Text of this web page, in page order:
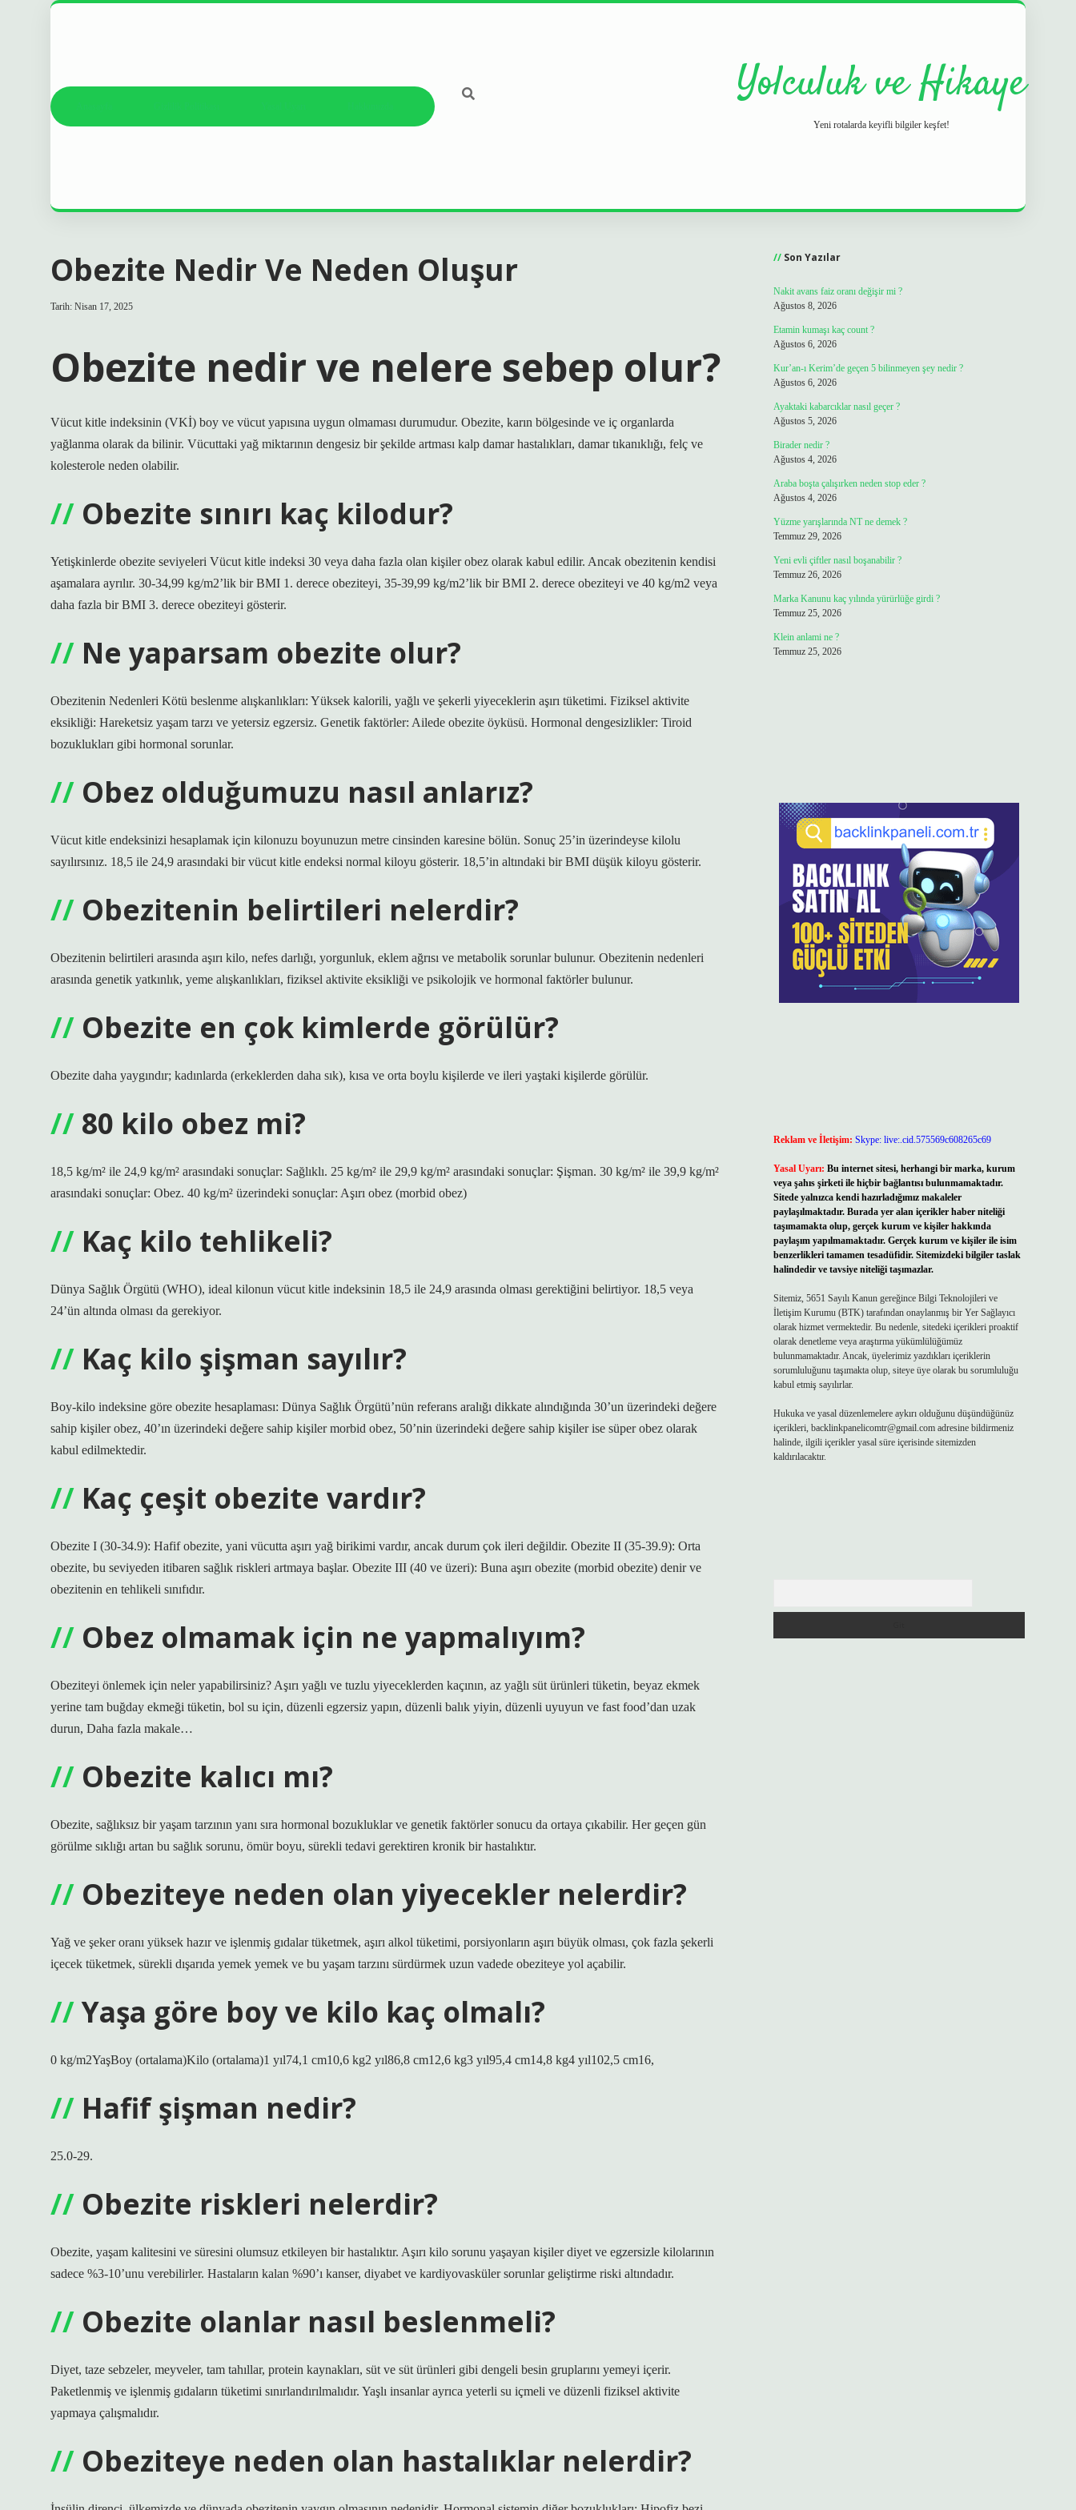
Yolculuk ve Hikaye
Yeni rotalarda keyifli bilgiler keşfet!
Obezite Nedir Ve Neden Oluşur
Tarih: Nisan 17, 2025
Obezite nedir ve nelere sebep olur?
Vücut kitle indeksinin (VKİ) boy ve vücut yapısına uygun olmaması durumudur. Obezite, karın bölgesinde ve iç organlarda
yağlanma olarak da bilinir. Vücuttaki yağ miktarının dengesiz bir şekilde artması kalp damar hastalıkları, damar tıkanıklığı, felç ve
kolesterole neden olabilir.
Obezite sınırı kaç kilodur?
Yetişkinlerde obezite seviyeleri Vücut kitle indeksi 30 veya daha fazla olan kişiler obez olarak kabul edilir. Ancak obezitenin kendisi
aşamalara ayrılır. 30-34,99 kg/m2’lik bir BMI 1. derece obeziteyi, 35-39,99 kg/m2’lik bir BMI 2. derece obeziteyi ve 40 kg/m2 veya
daha fazla bir BMI 3. derece obeziteyi gösterir.
Ne yaparsam obezite olur?
Obezitenin Nedenleri Kötü beslenme alışkanlıkları: Yüksek kalorili, yağlı ve şekerli yiyeceklerin aşırı tüketimi. Fiziksel aktivite
eksikliği: Hareketsiz yaşam tarzı ve yetersiz egzersiz. Genetik faktörler: Ailede obezite öyküsü. Hormonal dengesizlikler: Tiroid
bozuklukları gibi hormonal sorunlar.
Obez olduğumuzu nasıl anlarız?
Vücut kitle endeksinizi hesaplamak için kilonuzu boyunuzun metre cinsinden karesine bölün. Sonuç 25’in üzerindeyse kilolu
sayılırsınız. 18,5 ile 24,9 arasındaki bir vücut kitle endeksi normal kiloyu gösterir. 18,5’in altındaki bir BMI düşük kiloyu gösterir.
Obezitenin belirtileri nelerdir?
Obezitenin belirtileri arasında aşırı kilo, nefes darlığı, yorgunluk, eklem ağrısı ve metabolik sorunlar bulunur. Obezitenin nedenleri
arasında genetik yatkınlık, yeme alışkanlıkları, fiziksel aktivite eksikliği ve psikolojik ve hormonal faktörler bulunur.
Obezite en çok kimlerde görülür?
Obezite daha yaygındır; kadınlarda (erkeklerden daha sık), kısa ve orta boylu kişilerde ve ileri yaştaki kişilerde görülür.
80 kilo obez mi?
18,5 kg/m² ile 24,9 kg/m² arasındaki sonuçlar: Sağlıklı. 25 kg/m² ile 29,9 kg/m² arasındaki sonuçlar: Şişman. 30 kg/m² ile 39,9 kg/m²
arasındaki sonuçlar: Obez. 40 kg/m² üzerindeki sonuçlar: Aşırı obez (morbid obez)
Kaç kilo tehlikeli?
Dünya Sağlık Örgütü (WHO), ideal kilonun vücut kitle indeksinin 18,5 ile 24,9 arasında olması gerektiğini belirtiyor. 18,5 veya
24’ün altında olması da gerekiyor.
Kaç kilo şişman sayılır?
Boy-kilo indeksine göre obezite hesaplaması: Dünya Sağlık Örgütü’nün referans aralığı dikkate alındığında 30’un üzerindeki değere
sahip kişiler obez, 40’ın üzerindeki değere sahip kişiler morbid obez, 50’nin üzerindeki değere sahip kişiler ise süper obez olarak
kabul edilmektedir.
Kaç çeşit obezite vardır?
Obezite I (30-34.9): Hafif obezite, yani vücutta aşırı yağ birikimi vardır, ancak durum çok ileri değildir. Obezite II (35-39.9): Orta
obezite, bu seviyeden itibaren sağlık riskleri artmaya başlar. Obezite III (40 ve üzeri): Buna aşırı obezite (morbid obezite) denir ve
obezitenin en tehlikeli sınıfıdır.
Obez olmamak için ne yapmalıyım?
Obeziteyi önlemek için neler yapabilirsiniz? Aşırı yağlı ve tuzlu yiyeceklerden kaçının, az yağlı süt ürünleri tüketin, beyaz ekmek
yerine tam buğday ekmeği tüketin, bol su için, düzenli egzersiz yapın, düzenli balık yiyin, düzenli uyuyun ve fast food’dan uzak
durun, Daha fazla makale…
Obezite kalıcı mı?
Obezite, sağlıksız bir yaşam tarzının yanı sıra hormonal bozukluklar ve genetik faktörler sonucu da ortaya çıkabilir. Her geçen gün
görülme sıklığı artan bu sağlık sorunu, ömür boyu, sürekli tedavi gerektiren kronik bir hastalıktır.
Obeziteye neden olan yiyecekler nelerdir?
Yağ ve şeker oranı yüksek hazır ve işlenmiş gıdalar tüketmek, aşırı alkol tüketimi, porsiyonların aşırı büyük olması, çok fazla şekerli
içecek tüketmek, sürekli dışarıda yemek yemek ve bu yaşam tarzını sürdürmek uzun vadede obeziteye yol açabilir.
Yaşa göre boy ve kilo kaç olmalı?
0 kg/m2YaşBoy (ortalama)Kilo (ortalama)1 yıl74,1 cm10,6 kg2 yıl86,8 cm12,6 kg3 yıl95,4 cm14,8 kg4 yıl102,5 cm16,
Hafif şişman nedir?
25.0-29.
Obezite riskleri nelerdir?
Obezite, yaşam kalitesini ve süresini olumsuz etkileyen bir hastalıktır. Aşırı kilo sorunu yaşayan kişiler diyet ve egzersizle kilolarının
sadece %3-10’unu verebilirler. Hastaların kalan %90’ı kanser, diyabet ve kardiyovasküler sorunlar geliştirme riski altındadır.
Obezite olanlar nasıl beslenmeli?
Diyet, taze sebzeler, meyveler, tam tahıllar, protein kaynakları, süt ve süt ürünleri gibi dengeli besin gruplarını yemeyi içerir.
Paketlenmiş ve işlenmiş gıdaların tüketimi sınırlandırılmalıdır. Yaşlı insanlar ayrıca yeterli su içmeli ve düzenli fiziksel aktivite
yapmaya çalışmalıdır.
Obeziteye neden olan hastalıklar nelerdir?
Son Yazılar
Nakit avans faiz oranı değişir mi ?
Ağustos 8, 2026
Etamin kumaşı kaç count ?
Ağustos 6, 2026
Kur’an-ı Kerim’de geçen 5 bilinmeyen şey nedir ?
Ağustos 6, 2026
Ayaktaki kabarcıklar nasıl geçer ?
Ağustos 5, 2026
Birader nedir ?
Ağustos 4, 2026
Araba boşta çalışırken neden stop eder ?
Ağustos 4, 2026
Yüzme yarışlarında NT ne demek ?
Temmuz 29, 2026
Yeni evli çiftler nasıl boşanabilir ?
Temmuz 26, 2026
Marka Kanunu kaç yılında yürürlüğe girdi ?
Temmuz 25, 2026
Klein anlami ne ?
Temmuz 25, 2026
Reklam ve İletişim: Skype: live:.cid.575569c608265c69
Yasal Uyarı: Bu internet sitesi, herhangi bir marka, kurum
veya şahıs şirketi ile hiçbir bağlantısı bulunmamaktadır.
Sitede yalnızca kendi hazırladığımız makaleler
paylaşılmaktadır. Burada yer alan içerikler haber niteliği
taşımamakta olup, gerçek kurum ve kişiler hakkında
paylaşım yapılmamaktadır. Gerçek kurum ve kişiler ile isim
benzerlikleri tamamen tesadüfidir. Sitemizdeki bilgiler taslak
halindedir ve tavsiye niteliği taşımazlar.
Sitemiz, 5651 Sayılı Kanun gereğince Bilgi Teknolojileri ve
İletişim Kurumu (BTK) tarafından onaylanmış bir Yer Sağlayıcı
olarak hizmet vermektedir. Bu nedenle, sitedeki içerikleri proaktif
olarak denetleme veya araştırma yükümlülüğümüz
bulunmamaktadır. Ancak, üyelerimiz yazdıkları içeriklerin
sorumluluğunu taşımakta olup, siteye üye olarak bu sorumluluğu
kabul etmiş sayılırlar.
Hukuka ve yasal düzenlemelere aykırı olduğunu düşündüğünüz
içerikleri, backlinkpanelicomtr@gmail.comadresine bildirmeniz
halinde, ilgili içerikler yasal süre içerisinde sitemizden
kaldırılacaktır.